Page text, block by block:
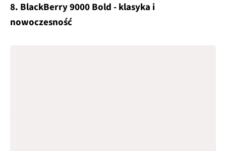
8. BlackBerry 9000 Bold - klasyka i
nowoczesność